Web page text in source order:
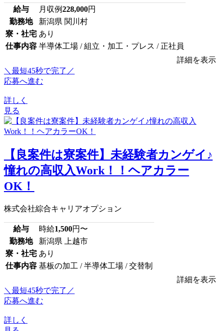
給与 月収例228,000円
勤務地
新潟県 関川村
寮・社宅 あり
仕事内容 半導体工場 / 組立・加工・プレス / 正社員
詳細を表示
＼最短45秒で完了／
応募へ進む
詳しく
見る
【良案件は寮案件】未経験者カンゲイ♪
憧れの高収入Work！！ヘアカラー
OK！
株式会社綜合キャリアオプション
給与 時給1,500円〜
勤務地
新潟県 上越市
寮・社宅 あり
仕事内容 基板の加工 / 半導体工場 / 交替制
詳細を表示
＼最短45秒で完了／
応募へ進む
詳しく